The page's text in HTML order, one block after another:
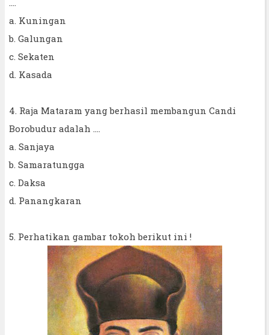
a. Kuningan
b. Galungan
c. Sekaten
d. Kasada
4. Raja Mataram yang berhasil membangun Candi
Borobudur adalah ....
a. Sanjaya
b. Samaratungga
c. Daksa
d. Panangkaran
5. Perhatikan gambar tokoh berikut ini !